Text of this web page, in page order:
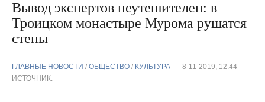
Вывод экспертов неутешителен: в
Троицком монастыре Мурома рушатся
стены
ГЛАВНЫЕ НОВОСТИ / ОБЩЕСТВО / КУЛЬТУРА
8-11-2019, 12:44
ИСТОЧНИК: